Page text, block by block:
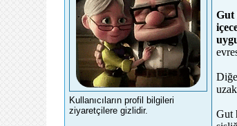
Kullanıcıların profil bilgileri
ziyaretçilere gizlidir.
Gut
Gut